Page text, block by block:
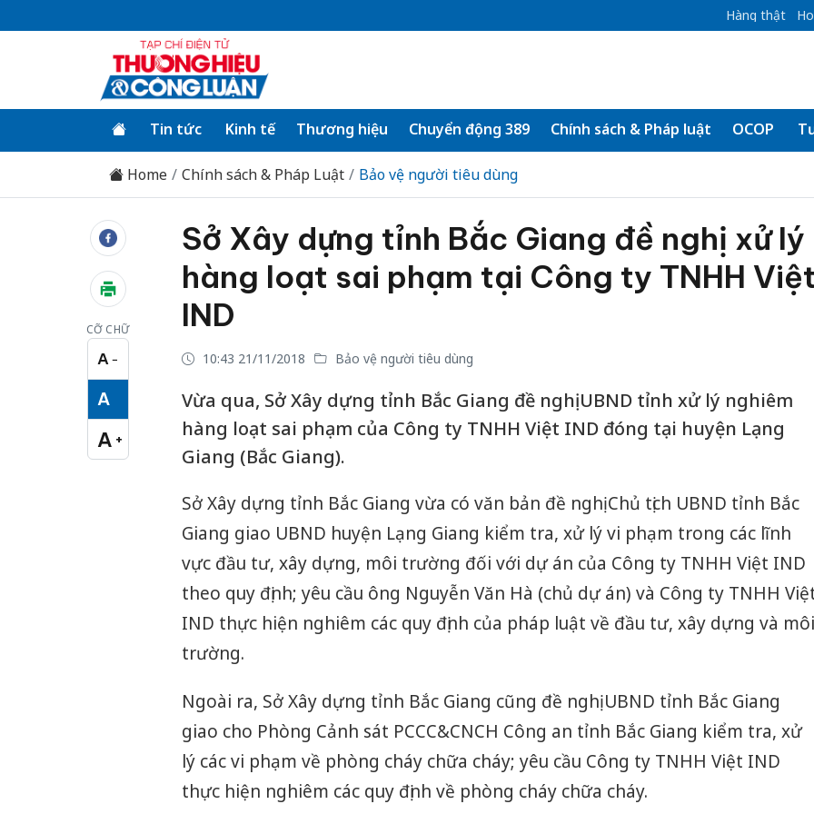
Hàng thật
Tin tức Kinh tế Thương hiệu Chuyển động 389 Chính sách & Pháp luật OCOP
Home Chính sách & Pháp Luật Bảo vệ người tiêu dùng
CỠ CHỮ
A −
Cỡ chữ nhỏ
A
Cỡ chữ vừa
A +
Cỡ chữ lớn
Sở Xây dựng tỉnh Bắc Giang đề nghị xử lý
hàng loạt sai phạm tại Công ty TNHH
IND
10:43 21/11/2018 Bảo vệ người tiêu dùng
Vừa qua, Sở Xây dựng tỉnh Bắc Giang đề nghị UBND tỉnh xử lý nghiêm
hàng loạt sai phạm của Công ty TNHH Việt IND đóng tại huyện Lạng
Giang (Bắc Giang).
Sở Xây dựng tỉnh Bắc Giang vừa có văn bản đề nghị Chủ tịch UBND tỉnh Bắc
Giang giao UBND huyện Lạng Giang kiểm tra, xử lý vi phạm trong các lĩnh
vực đầu tư, xây dựng, môi trường đối với dự án của Công ty TNHH Việt IND
theo quy định; yêu cầu ông Nguyễn Văn Hà (chủ dự án) và Công ty TNHH
IND thực hiện nghiêm các quy định của pháp luật về đầu tư, xây dựng và môi
trường.
Ngoài ra, Sở Xây dựng tỉnh Bắc Giang cũng đề nghị UBND tỉnh Bắc Giang
giao cho Phòng Cảnh sát PCCC&CNCH Công an tỉnh Bắc Giang kiểm tra, xử
lý các vi phạm về phòng cháy chữa cháy; yêu cầu Công ty TNHH Việt IND
thực hiện nghiêm các quy định về phòng cháy chữa cháy.